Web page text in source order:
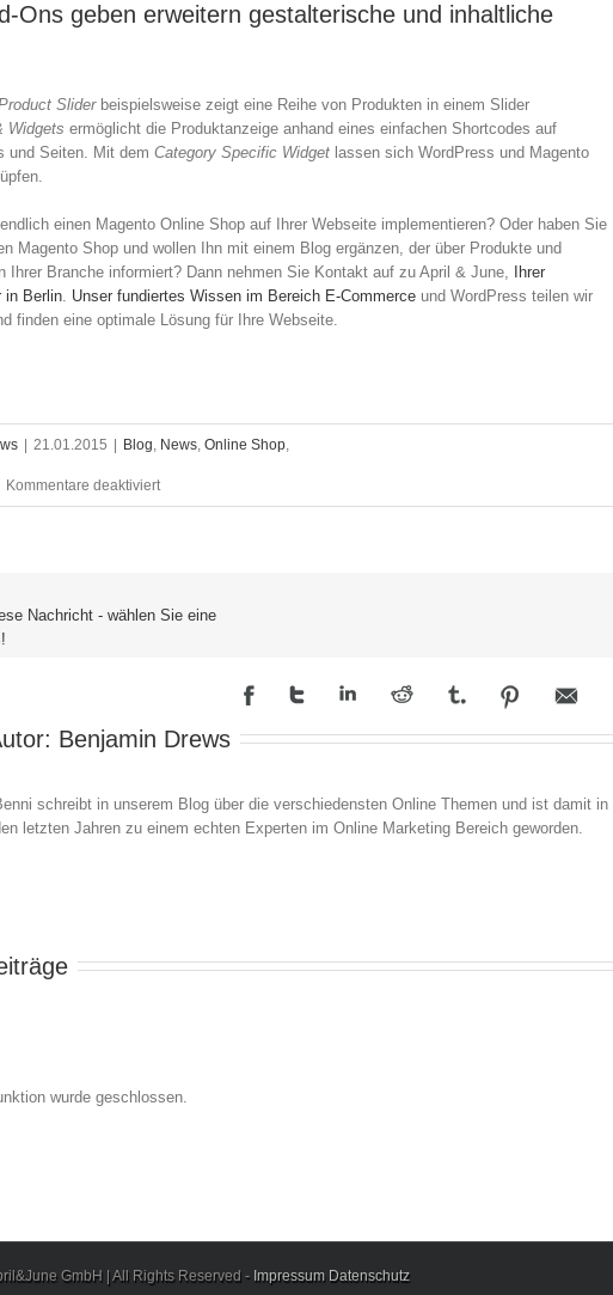
Ons geben erweitern gestalterische und inhaltliche
Sliderbeispielsweise zeigt eine Reihe von Produkten in einem Slider
Widgets ermöglicht die Produktanzeige anhand eines einfachen Shortcodes auf
und Seiten. Mit dem Category Specific Widget lassen sich WordPress und Magento
einen Magento Online Shop auf Ihrer Webseite implementieren? Oder haben Sie
Magento Shop und wollen Ihn mit einem Blog ergänzen, der über Produkte und
Ihrer Branche informiert? Dann nehmen Sie Kontakt auf zu April & June,
Ihrer
in Berlin. Unser fundiertes Wissen im Bereich E-Commerce und WordPress teilen wir
finden eine optimale Lösung für Ihre Webseite.
21.01.2015 Blog, News, Online Shop,
Kommentare deaktiviertfür
–
Magento
Nachricht - wählen Sie eine
Benjamin Drews
schreibt in unserem Blog über die verschiedensten Online Themen und ist damit in
letzten Jahren zu einem echten Experten im Online Marketing Bereich geworden.
wurde geschlossen.
GmbH | All Rights Reserved - Impressum Datenschutz